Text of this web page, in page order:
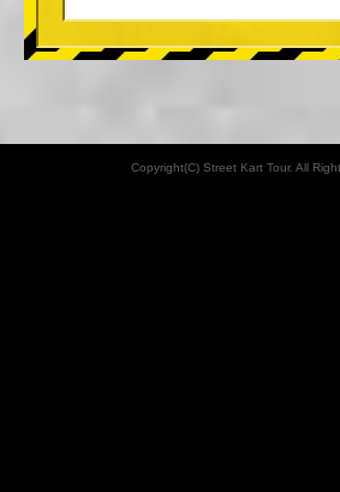
Copyright(C) Street Kart Tour. All